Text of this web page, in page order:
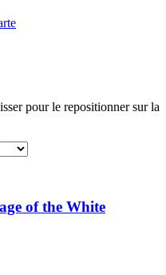
pour le repositionner sur la
of the White